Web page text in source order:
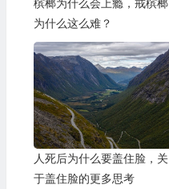
槟榔为什么会上瘾，戒槟榔
为什么这么难？
人死后为什么要盖住脸，关
于盖住脸的更多思考